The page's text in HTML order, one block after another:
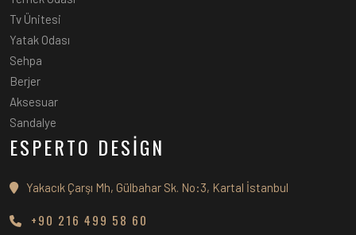
Tv Ünitesi
Yatak Odası
Sehpa
Berjer
Aksesuar
Sandalye
ESPERTO DESİGN
Yakacık Çarşı Mh, Gülbahar Sk. No:3, Kartal İstanbul
+90 216 499 58 60